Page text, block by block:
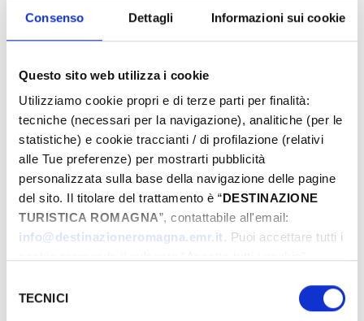
Consenso Dettagli Informazioni sui cookie
Questo sito web utilizza i cookie
Utilizziamo cookie propri e di terze parti per finalità:
tecniche (necessari per la navigazione), analitiche (per le
statistiche) e cookie traccianti / di profilazione (relativi
alle Tue preferenze) per mostrarti pubblicità
personalizzata sulla base della navigazione delle pagine
del sito. Il titolare del trattamento è “DESTINAZIONE
TURISTICA ROMAGNA”, contattabile all'email:
info@destinazioneromagna.emr.it. Puoi accettare tutti i
gestire le tue preferenze facendo clic su “Personalizza”.
Qualora acconsenti a tutti i cookie i Tuoi dati potranno
delTECNICI
Dal
A
Comune
Tipologie